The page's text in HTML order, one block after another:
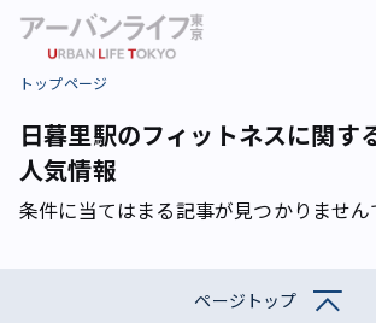
トップページ
日暮里駅のフィットネスに関す
人気情報
条件に当てはまる記事が見つかりません
ページトップ